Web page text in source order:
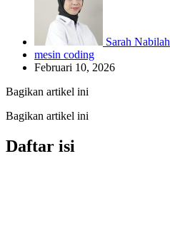
Sarah Nabilah
mesin coding
Februari 10, 2026
Bagikan artikel ini
Bagikan artikel ini
Daftar isi